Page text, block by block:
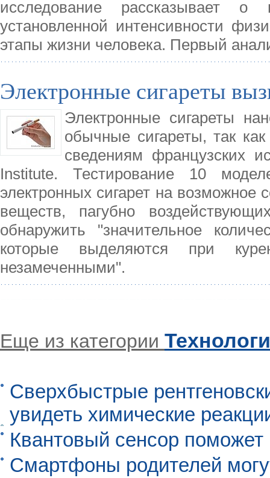
исследование рассказывает о
установленной интенсивности
этапы жизни человека. Первый
Электронные сигареты
Электронные сигареты
обычные сигареты, так
сведениям французских
Institute. Тестирование 10
электронных сигарет на возможное
веществ, пагубно
обнаружить "значительное
которые выделяются при
незамеченными".
Еще из категории
Сверхбыстрые
увидеть химические
Квантовый сенсор
Смартфоны родителей